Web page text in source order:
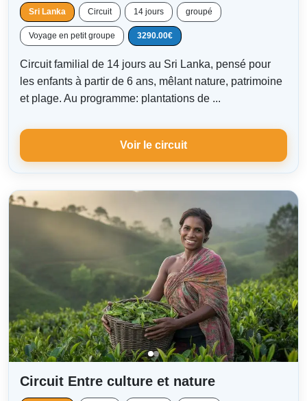
Sri Lanka Circuit 14 jours groupé
Voyage en petit groupe 3290.00€
Circuit familial de 14 jours au Sri Lanka, pensé pour
les enfants à partir de 6 ans, mêlant nature, patrimoine
et plage. Au programme: plantations de ...
Voir le circuit
Circuit Entre culture et nature